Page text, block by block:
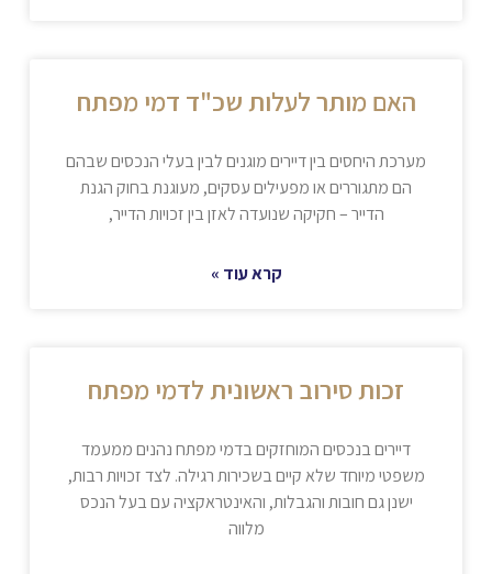
האם מותר לעלות שכ"ד דמי מפתח
מערכת היחסים בין דיירים מוגנים לבין בעלי הנכסים שבהם
הם מתגוררים או מפעילים עסקים, מעוגנת בחוק הגנת
הדייר – חקיקה שנועדה לאזן בין זכויות הדייר,
קרא עוד »
זכות סירוב ראשונית לדמי מפתח
דיירים בנכסים המוחזקים בדמי מפתח נהנים ממעמד
משפטי מיוחד שלא קיים בשכירות רגילה. לצד זכויות רבות,
ישנן גם חובות והגבלות, והאינטראקציה עם בעל הנכס
מלווה